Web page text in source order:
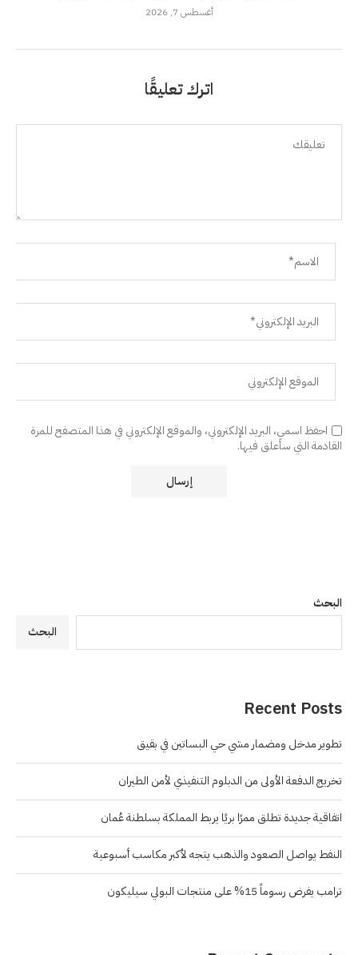
أغسطس 7, 2026
اترك تعليقًا
احفظ اسمي، البريد الإلكتروني، والموقع الإلكتروني في هذا المتصفح للمرة
القادمة التي سأعلق فيها.
البحث
البحث
Recent Posts
تطوير مدخل ومضمار مشي حي البساتين في بقيق
تخريج الدفعة الأولى من الدبلوم التنفيذي لأمن الطيران
اتفاقية جديدة تطلق ممرًا بريًا يربط المملكة بسلطنة عُمان
النفط يواصل الصعود والذهب يتجه لأكبر مكاسب أسبوعية
ترامب يفرض رسوماً 15% على منتجات البولي سيليكون